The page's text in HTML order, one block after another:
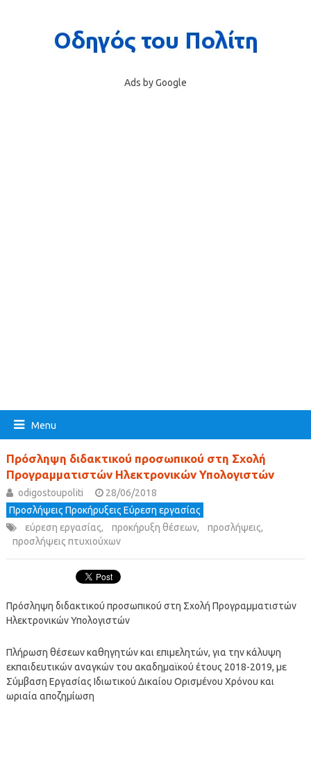
Ads by Google
Menu
Πρόσληψη διδακτικού προσωπικού στη Σχολή
Προγραμματιστών Ηλεκτρονικών Υπολογιστών
odigostoupoliti
28/06/2018
Προσλήψεις Προκήρυξεις Εύρεση εργασίας
εύρεση εργασίας, προκήρυξη θέσεων, προσλήψεις,
προσλήψεις πτυχιούχων
Πρόσληψη διδακτικού προσωπικού στη Σχολή Προγραμματιστών
Ηλεκτρονικών Υπολογιστών
Πλήρωση θέσεων καθηγητών και επιμελητών, για την κάλυψη
εκπαιδευτικών αναγκών του ακαδημαϊκού έτους 2018-2019, με
Σύμβαση Εργασίας Ιδιωτικού Δικαίου Ορισμένου Χρόνου και
ωριαία αποζημίωση